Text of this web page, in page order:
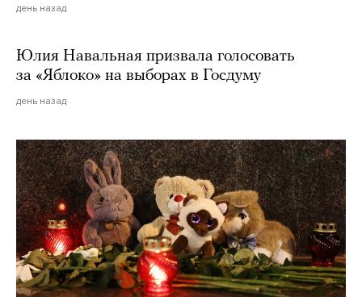
день назад
Юлия Навальная призвала голосовать
за «Яблоко» на выборах в Госдуму
день назад